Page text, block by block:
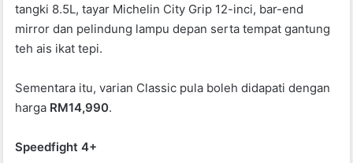
tangki 8.5L, tayar Michelin City Grip 12-inci, bar-end
mirror dan pelindung lampu depan serta tempat gantung
teh ais ikat tepi.
Sementara itu, varian Classic pula boleh didapati dengan
harga RM14,990.
Speedfight 4+